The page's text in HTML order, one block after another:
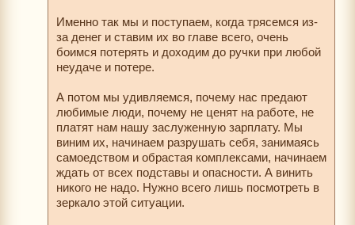
Именно так мы и поступаем, когда трясемся из-
за денег и ставим их во главе всего, очень
боимся потерять и доходим до ручки при любой
неудаче и потере.
А потом мы удивляемся, почему нас предают
любимые люди, почему не ценят на работе, не
платят нам нашу заслуженную зарплату. Мы
виним их, начинаем разрушать себя, занимаясь
самоедством и обрастая комплексами, начинаем
ждать от всех подставы и опасности. А винить
никого не надо. Нужно всего лишь посмотреть в
зеркало этой ситуации.